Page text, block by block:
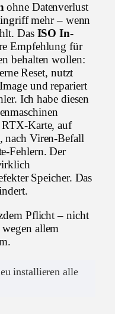
ohne Datenverlust
mehr – wenn
Das ISO In-
Empfehlung für
behalten wollen:
Reset, nutzt
und repariert
Ich habe diesen
Karte, auf
nach Viren-Befall
Fehlern. Der
Speicher. Das
Pflicht – nicht
allem
installieren alle